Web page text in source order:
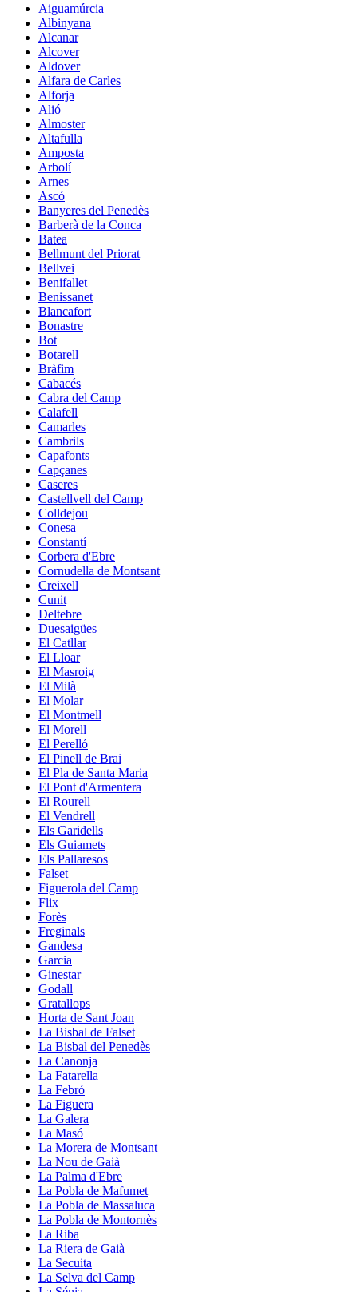
Aiguamúrcia
Albinyana
Alcanar
Alcover
Aldover
Alfara de Carles
Alforja
Alió
Almoster
Altafulla
Amposta
Arbolí
Arnes
Ascó
Banyeres del Penedès
Barberà de la Conca
Batea
Bellmunt del Priorat
Bellvei
Benifallet
Benissanet
Blancafort
Bonastre
Bot
Botarell
Bràfim
Cabacés
Cabra del Camp
Calafell
Camarles
Cambrils
Capafonts
Capçanes
Caseres
Castellvell del Camp
Colldejou
Conesa
Constantí
Corbera d'Ebre
Cornudella de Montsant
Creixell
Cunit
Deltebre
Duesaigües
El Catllar
El Lloar
El Masroig
El Milà
El Molar
El Montmell
El Morell
El Perelló
El Pinell de Brai
El Pla de Santa Maria
El Pont d'Armentera
El Rourell
El Vendrell
Els Garidells
Els Guiamets
Els Pallaresos
Falset
Figuerola del Camp
Flix
Forès
Freginals
Gandesa
Garcia
Ginestar
Godall
Gratallops
Horta de Sant Joan
La Bisbal de Falset
La Bisbal del Penedès
La Canonja
La Fatarella
La Febró
La Figuera
La Galera
La Masó
La Morera de Montsant
La Nou de Gaià
La Palma d'Ebre
La Pobla de Mafumet
La Pobla de Massaluca
La Pobla de Montornès
La Riba
La Riera de Gaià
La Secuita
La Selva del Camp